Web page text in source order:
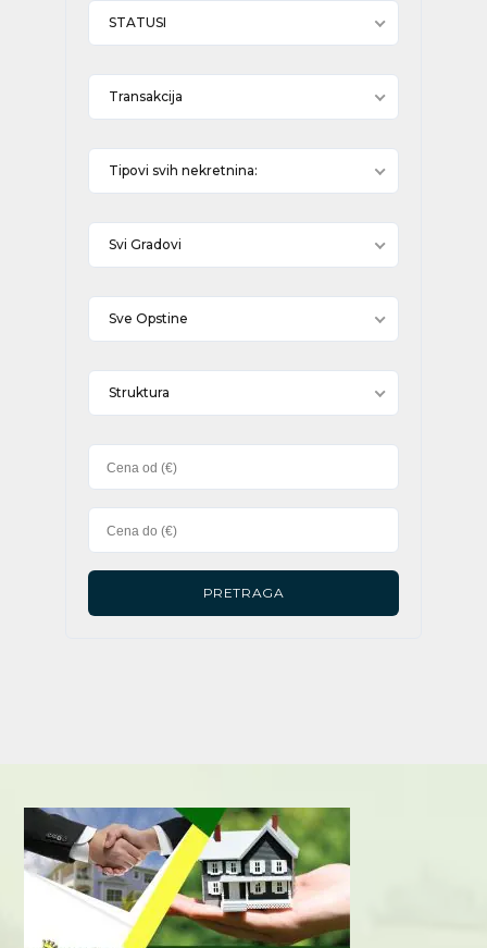
STATUSI
Transakcija
Tipovi svih nekretnina:
Svi Gradovi
Sve Opstine
Struktura